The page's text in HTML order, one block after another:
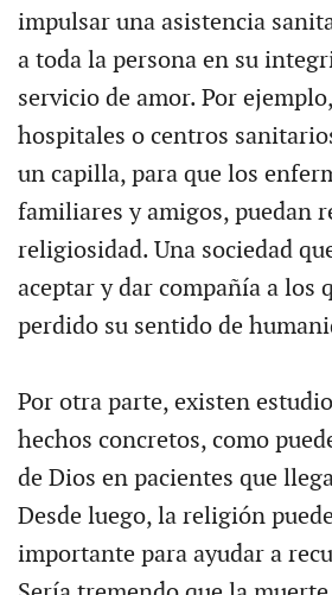
impulsar una asistencia
a toda la persona en su
servicio de amor. Por
hospitales o centros
un capilla, para que los
familiares y amigos, puedan
religiosidad. Una sociedad
aceptar y dar compañía a los
perdido su sentido de
Por otra parte, existen
hechos concretos, como
de Dios en pacientes que
Desde luego, la religión
importante para ayudar a